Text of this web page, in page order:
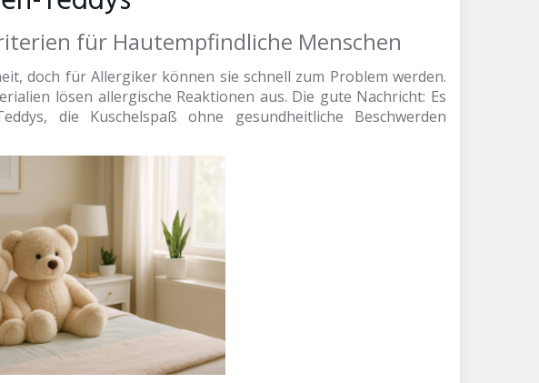
für Hautempfindliche Menschen
doch für Allergiker können sie schnell zum Problem werden.
lösen allergische Reaktionen aus. Die gute Nachricht: Es
die Kuschelspaß ohne gesundheitliche Beschwerden